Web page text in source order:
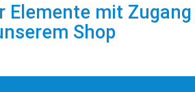
Elemente mit Zugang
Shop